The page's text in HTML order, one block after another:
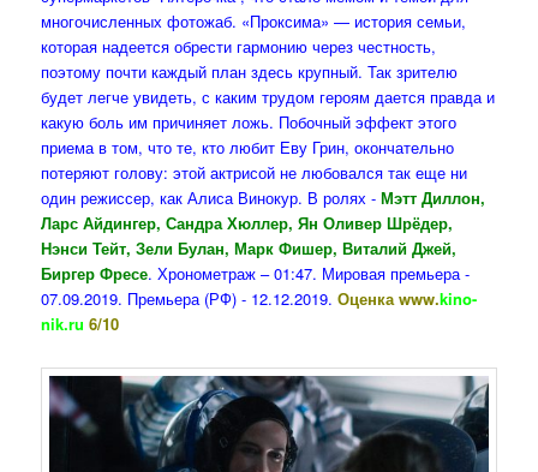
многочисленных фотожаб. «Проксима» — история семьи,
которая надеется обрести гармонию через честность,
поэтому почти каждый план здесь крупный. Так зрителю
будет легче увидеть, с каким трудом героям дается правда и
какую боль им причиняет ложь. Побочный эффект этого
приема в том, что те, кто любит Еву Грин, окончательно
потеряют голову: этой актрисой не любовался так еще ни
один режиссер, как Алиса Винокур. В ролях -Мэтт Диллон,
Ларс Айдингер, Сандра Хюллер, Ян Оливер Шрёдер,
Нэнси Тейт, Зели Булан, Марк Фишер, Виталий Джей,
Биргер Фресе. Хронометраж – 01:47. Мировая премьера -
07.09.2019. Премьера (РФ) - 12.12.2019.Оценка www.kino-
nik.ru 6/10